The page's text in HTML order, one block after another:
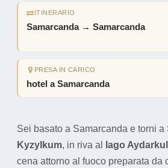
ITINERARIO
Samarcanda → Samarcanda
PRESA IN CARICO
hotel a Samarcanda
Sei basato a Samarcanda e torni
Kyzylkum, in riva al lago Aydarkul
cena attorno al fuoco preparata